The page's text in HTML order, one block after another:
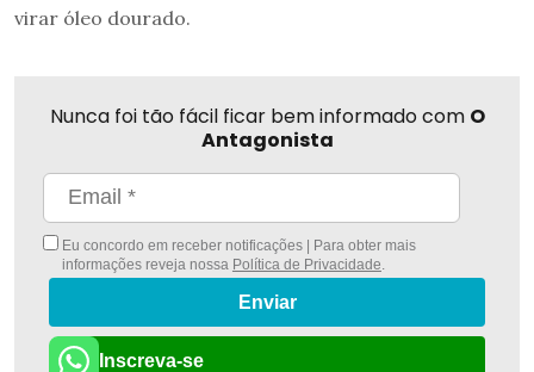
virar óleo dourado.
Nunca foi tão fácil ficar bem informado com O
Antagonista
Eu concordo em receber notificações | Para obter mais
informações reveja nossa Política de Privacidade
Enviar
Inscreva-se